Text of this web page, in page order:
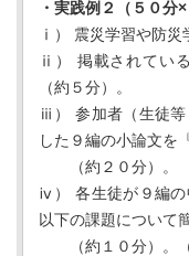
・実践例２（５０分×
ⅰ） 震災学習や防災
ⅱ） 掲載されてい
（約５分）。
ⅲ） 参加者（生徒
した９編の小論文を
（約２０分）。
ⅳ） 各生徒が９編の
以下の課題について
（約１０分）。（